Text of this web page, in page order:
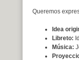
Queremos
Idea
Libreto:
Música: